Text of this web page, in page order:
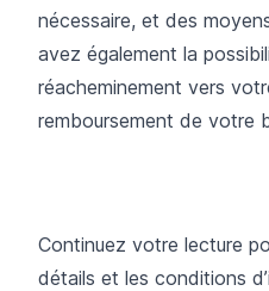
nécessaire, et des
avez également la
réacheminement vers
remboursement de votre
Continuez votre lecture
détails et les conditions